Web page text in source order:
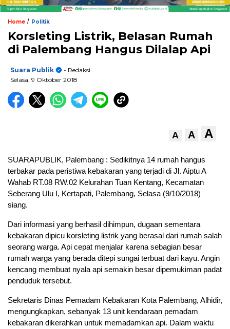
Home / Politik
Korsleting Listrik, Belasan Rumah
di Palembang Hangus Dilalap Api
Suara Publik
- Redaksi
Selasa, 9 Oktober 2018
A A A
SUARAPUBLIK, Palembang : Sedikitnya 14 rumah hangus
terbakar pada peristiwa kebakaran yang terjadi di Jl. Aiptu A
Wahab RT.08 RW.02 Kelurahan Tuan Kentang, Kecamatan
Seberang Ulu I, Kertapati, Palembang, Selasa (9/10/2018)
siang.
Dari informasi yang berhasil dihimpun, dugaan sementara
kebakaran dipicu korsleting listrik yang berasal dari rumah salah
seorang warga. Api cepat menjalar karena sebagian besar
rumah warga yang berada ditepi sungai terbuat dari kayu. Angin
kencang membuat nyala api semakin besar dipemukiman padat
penduduk tersebut.
Sekretaris Dinas Pemadam Kebakaran Kota Palembang, Alhidir,
mengungkapkan, sebanyak 13 unit kendaraan pemadam
kebakaran dikerahkan untuk memadamkan api. Dalam waktu